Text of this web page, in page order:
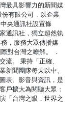
最具影響力的新聞媒
有限公司，以企業
央通訊社設置條
通訊社，獨立超然執
，服務大眾傳播媒
對台灣之瞭解。 ．
流。 秉持「正確、
新聞團隊每天以中、
表、影音與資訊，是
戶擴大為閱聽大眾；
「台灣之眼，世界之